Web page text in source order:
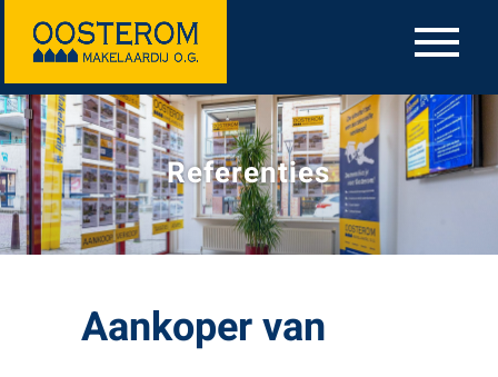
Referenties
Aankoper van